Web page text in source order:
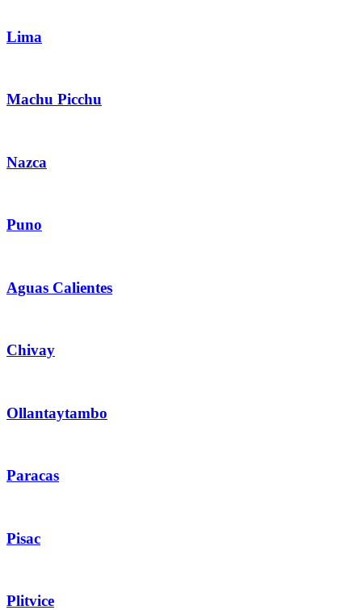
Lima
Machu Picchu
Nazca
Puno
Aguas Calientes
Chivay
Ollantaytambo
Paracas
Pisac
Plitvice